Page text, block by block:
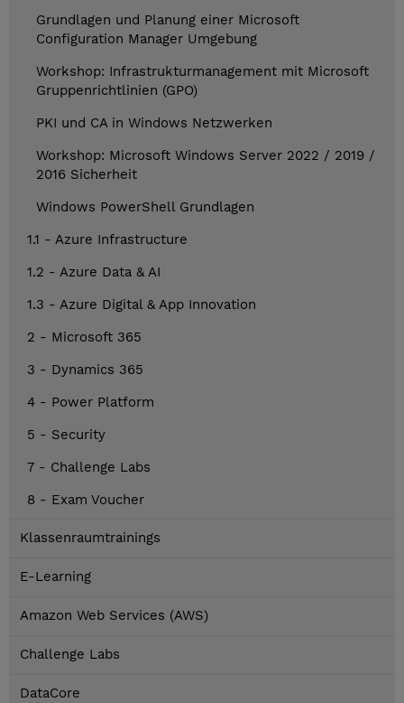
Grundlagen und Planung einer Microsoft
Configuration Manager Umgebung
Workshop: Infrastrukturmanagement mit Microsoft
Gruppenrichtlinien (GPO)
PKI und CA in Windows Netzwerken
Workshop: Microsoft Windows Server 2022 / 2019 /
2016 Sicherheit
Windows PowerShell Grundlagen
1.1 - Azure Infrastructure
1.2 - Azure Data & AI
1.3 - Azure Digital & App Innovation
2 - Microsoft 365
3 - Dynamics 365
4 - Power Platform
5 - Security
7 - Challenge Labs
8 - Exam Voucher
Klassenraumtrainings
E-Learning
Amazon Web Services (AWS)
Challenge Labs
DataCore